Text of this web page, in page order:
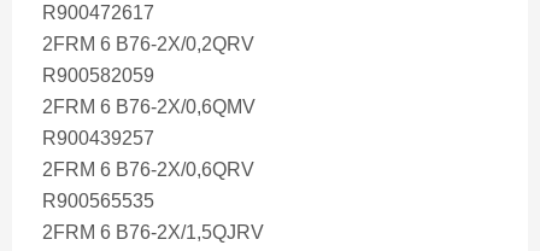
R900472617
2FRM 6 B76-2X/0,2QRV
R900582059
2FRM 6 B76-2X/0,6QMV
R900439257
2FRM 6 B76-2X/0,6QRV
R900565535
2FRM 6 B76-2X/1,5QJRV